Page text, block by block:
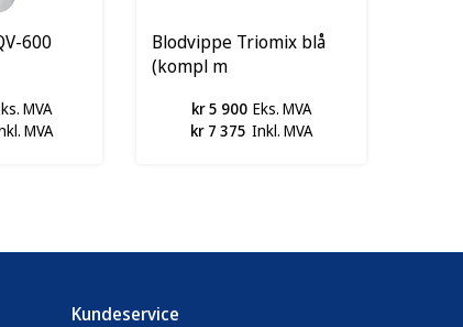
600
MVA
MVA
Blodvippe Triomix blå
(kompl m
kr 5 900 Eks. MVA
kr 7 375 Inkl. MVA
Kundeservice